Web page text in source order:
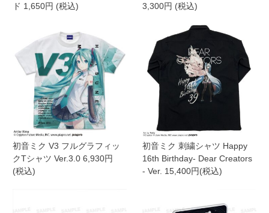
ド 1,650円 (税込)
3,300円 (税込)
初音ミク V3 フルグラフィッ
クTシャツ Ver.3.0 6,930円
(税込)
初音ミク 刺繍シャツ Happy
16th Birthday- Dear Creators
- Ver. 15,400円(税込)